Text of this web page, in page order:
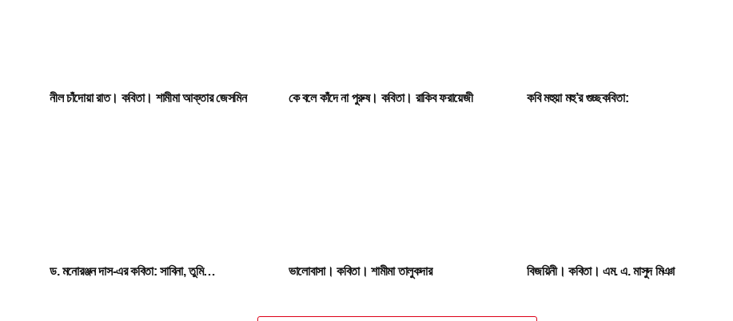
নীল চাঁদোয়া রাত। কবিতা। শামীমা আক্তার জেসমিন কে বলে কাঁদে না পুরুষ। কবিতা। রাকিব ফরায়েজী কবি মহুয়া মহু’র গুচ্ছকবিতা:
ড. মনোরঞ্জন দাস-এর কবিতা: সাবিনা, তুমি… ভালোবাসা। কবিতা। শামীমা তালুকদার বিজয়িনী। কবিতা। এম. এ. মাসুদ মিঞা